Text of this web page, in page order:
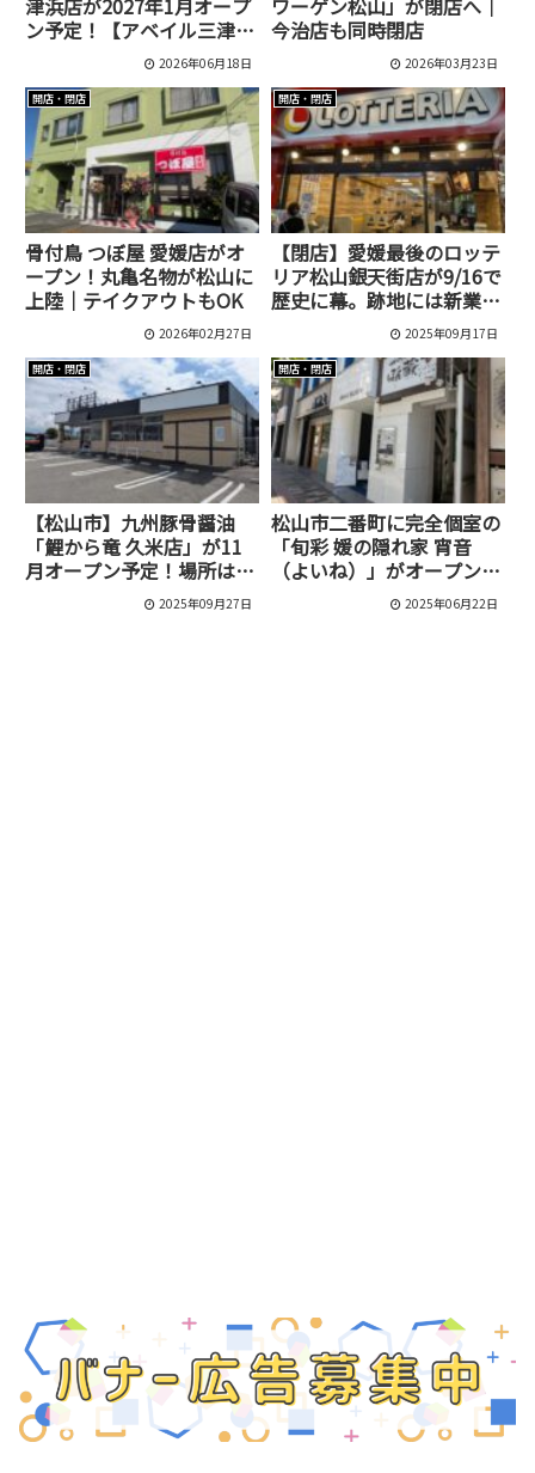
津浜店が2027年1月オープ
ン予定！【アベイル三津店
2026年06月18日
ワーゲン松山」が閉店へ｜
今治店も同時閉店
2026年03月23日
開店・閉店
骨付鳥 つぼ屋 愛媛店がオ
ープン！丸亀名物が松山に
上陸｜テイクアウトもOK
2026年02月27日
開店・閉店
【閉店】愛媛最後のロッテ
リア松山銀天街店が9/16で
歴史に幕。跡地には新業態
「ゼッテリア」が愛媛初上
2025年09月17日
開店・閉店
【松山市】九州豚骨醤油
「鯉から竜 久米店」が11
月オープン予定！場所は
「とんから亭」跡2025年09月27日
開店・閉店
松山市二番町に完全個室の
「旬彩 媛の隠れ家 宵音
（よいね）」がオープン！
接待やデートに最適な大人
2025年06月22日